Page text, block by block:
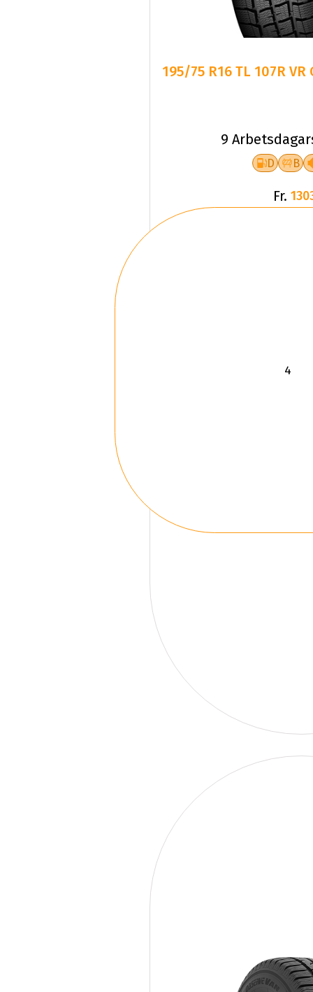
195/75 R16 TL 107R VR
9
D B
Fr.